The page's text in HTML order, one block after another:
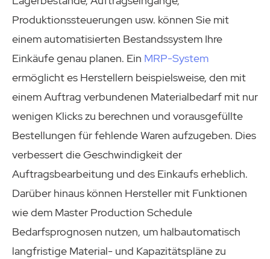
Produktionssteuerungen usw. können Sie mit
einem automatisierten Bestandssystem Ihre
Einkäufe genau planen. Ein MRP-System
ermöglicht es Herstellern beispielsweise, den mit
einem Auftrag verbundenen Materialbedarf mit nur
wenigen Klicks zu berechnen und vorausgefüllte
Bestellungen für fehlende Waren aufzugeben. Dies
verbessert die Geschwindigkeit der
Auftragsbearbeitung und des Einkaufs erheblich.
Darüber hinaus können Hersteller mit Funktionen
wie dem Master Production Schedule
Bedarfsprognosen nutzen, um halbautomatisch
langfristige Material- und Kapazitätspläne zu